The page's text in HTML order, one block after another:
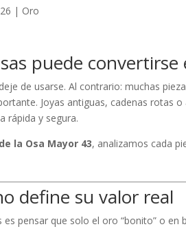
| Oro
puede
de usarse. Al contrario: muchas
Joyas antiguas, cadenas rotas
rápida y segura.
la Osa Mayor 43, analizamos cada
define su valor real
pensar que solo el oro “bonito” o en